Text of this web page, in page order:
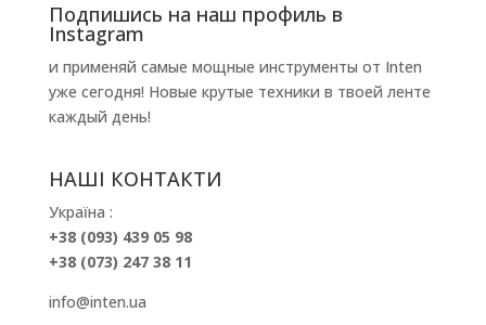
Подпишись на наш профиль в
Instagram
и применяй самые мощные инструменты от Inten
уже сегодня! Новые крутые техники в твоей ленте
каждый день!
НАШІ КОНТАКТИ
Україна :
+38 (093) 439 05 98
+38 (073) 247 38 11
info@inten.ua